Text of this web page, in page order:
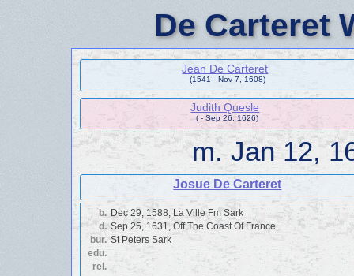
De Carteret
Jean De Carteret
(1541 - Nov 7, 1608)
Judith Quesle
( - Sep 26, 1626)
m.Jan 12,
Josue De Carteret
b. Dec 29, 1588, La Ville Fm Sark
d. Sep 25, 1631, Off The Coast Of France
bur. St Peters Sark
edu.
rel.